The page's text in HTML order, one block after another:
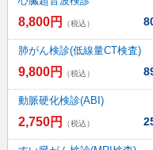
8,800円 （税込）
肺がん検診(低線量CT検査)
9,800円 （税込）
動脈硬化検診(ABI)
2,750円 （税込）